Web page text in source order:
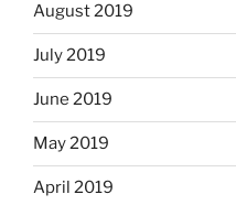
August 2019
July 2019
June 2019
May 2019
April 2019